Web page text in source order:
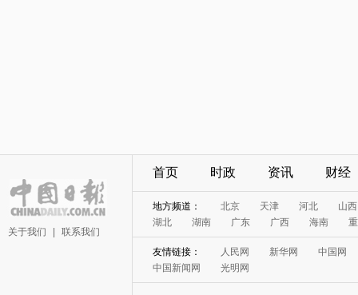
关于我们 联系我们
首页 时政 资讯 财经
地方频道： 北京 天津 河北
山西
湖北
湖南 广东 广西 海南
友情链接： 人民网 新华网
中国网
中国新闻网
光明网